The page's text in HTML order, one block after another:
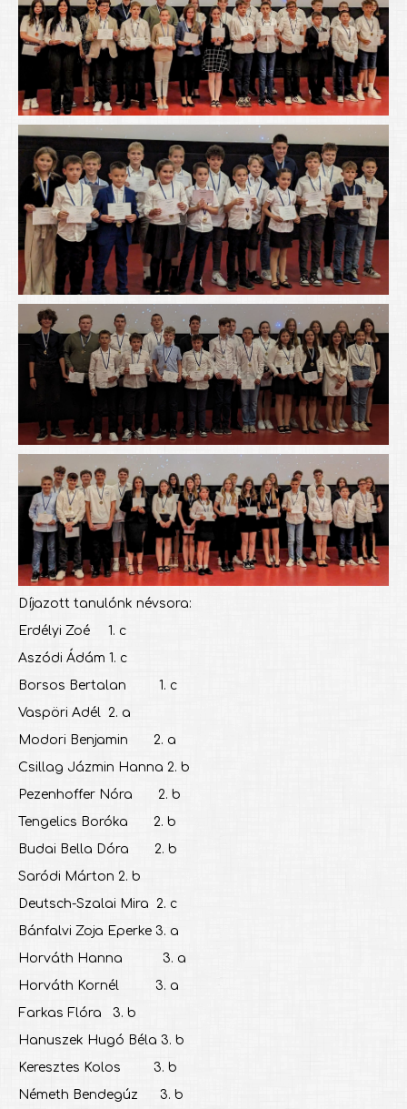
Díjazott tanulónk névsora:
Erdélyi Zoé 1. c
Aszódi Ádám 1. c
Borsos Bertalan 1. c
Vaspöri Adél 2. a
Modori Benjamin 2. a
Csillag Jázmin Hanna 2. b
Pezenhoffer Nóra 2. b
Tengelics Boróka 2. b
Budai Bella Dóra 2. b
Saródi Márton 2. b
Deutsch-Szalai Mira 2. c
Bánfalvi Zoja Eperke 3. a
Horváth Hanna 3. a
Horváth Kornél 3. a
Farkas Flóra 3. b
Hanuszek Hugó Béla 3. b
Keresztes Kolos 3. b
Németh Bendegúz 3. b